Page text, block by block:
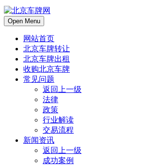
Open Menu
网站首页
北京车牌转让
北京车牌出租
收购北京车牌
常见问题
返回上一级
法律
政策
行业解读
交易流程
新闻资讯
返回上一级
成功案例